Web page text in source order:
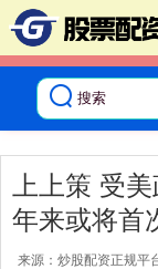
上上策 受
年来或将首
来源：炒股配资正规平